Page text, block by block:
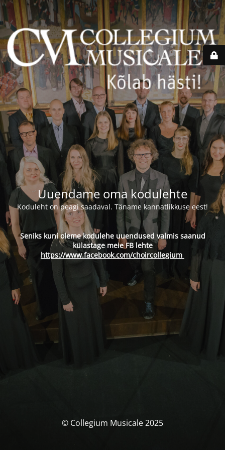
Uuendame oma kodulehte
Koduleht on peagi saadaval. Täname kannatlikkuse eest!
Seniks kuni oleme kodulehe uuendused valmis saanud
külastage meie FB lehte
https://www.facebook.com/choircollegium
© Collegium Musicale 2025